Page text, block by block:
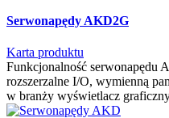
Serwonapędy AKD2G
Karta produktu
Funkcjonalność serwonapędu
rozszerzalne I/O, wymienną
w branży wyświetlacz